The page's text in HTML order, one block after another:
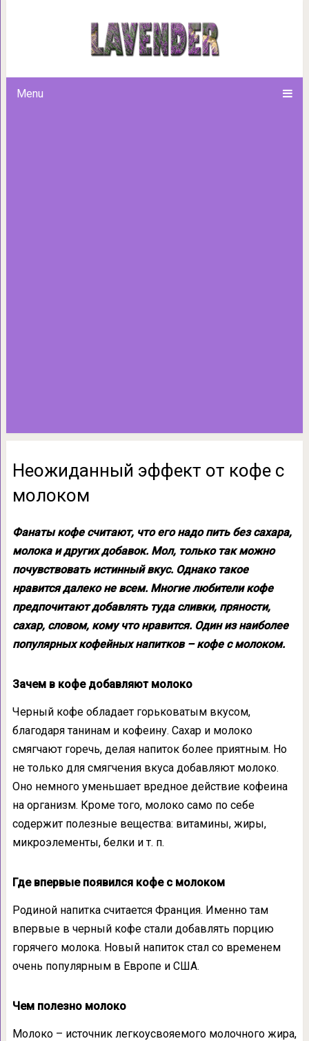
Menu
Неожиданный
Неожиданный эффект от кофе с
молоком
Фанаты кофе считают, что его надо пить без сахара,
молока и других добавок. Мол, только так можно
почувствовать истинный вкус. Однако такое
нравится далеко не всем. Многие любители кофе
предпочитают добавлять туда сливки, пряности,
сахар, словом, кому что нравится. Один из наиболее
популярных кофейных напитков – кофе с молоком.
Зачем в кофе добавляют молоко
Черный кофе обладает горьковатым вкусом,
благодаря танинам и кофеину. Сахар и молоко
смягчают горечь, делая напиток более приятным. Но
не только для смягчения вкуса добавляют молоко.
Оно немного уменьшает вредное действие кофеина
на организм. Кроме того, молоко само по себе
содержит полезные вещества: витамины, жиры,
микроэлементы, белки и т. п.
Где впервые появился кофе с молоком
Родиной напитка считается Франция. Именно там
впервые в черный кофе стали добавлять порцию
горячего молока. Новый напиток стал со временем
очень популярным в Европе и США.
Чем полезно молоко
Молоко – источник легкоусвояемого молочного жира,